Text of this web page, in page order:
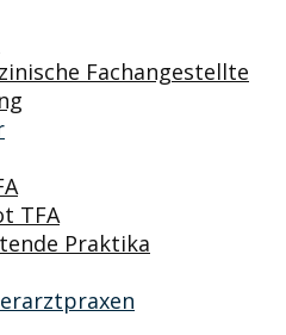
Fachangestellte
TFA
Praktika